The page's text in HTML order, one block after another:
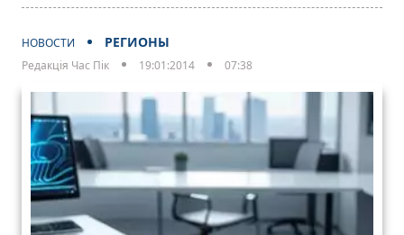
НОВОСТИ РЕГИОНЫ
Редакція Час Пік 19:01:2014 07:38